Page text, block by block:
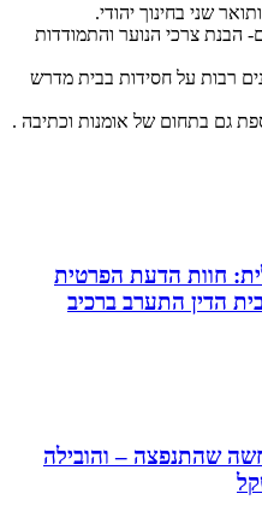
שני בחינוך יהודי.
הבנת צרכי הנוער והתמודדות
רבות על חסידות בבית מדרש
גם בתחום של אומנות וכתיבה .
חוות הדעת הפרטית
הדין התערב ברכיב
שהתנפצה – והובילה